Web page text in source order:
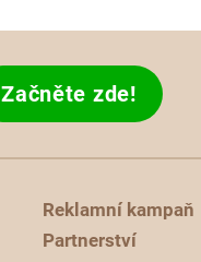
Začněte zde!
Reklamní kampaň
Partnerství